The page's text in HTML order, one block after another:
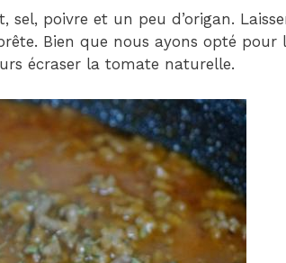
sel, poivre et un peu d’origan.
Bien que nous ayons opté pour
écraser la tomate naturelle.